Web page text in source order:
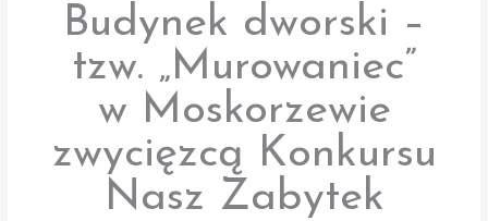
Budynek dworski –
tzw. „Murowaniec”
w Moskorzewie
zwycięzcą Konkursu
Nasz Zabytek